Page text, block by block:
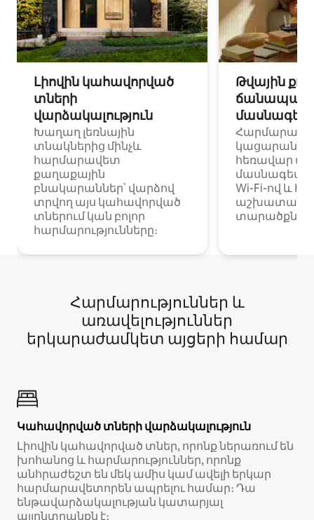
Լիովին կահավորված
տների
վարձակալություն
Խաղաղ լեռնային
տնակներից մինչև
հարմարավետ
քաղաքային
բնակարաններ՝ վարձով
տրվող այս կահավորված
տներում կան բոլոր
հարմարությունները։
Թվային
հեռավար
Wi-Fi-ով և
Հարմարություններ և
առավելություններ
երկարաժամկետ այցերի համար
Կահավորված տների վարձակալություն
Լիովին կահավորված տներ, որոնք ներառում են
խոհանոց և հարմարություններ, որոնք
անհրաժեշտ են մեկ ամիս կամ ավելի երկար
հարմարավետորեն ապրելու համար։ Դա
ենթավարձակալության կատարյալ
այլընտրանքն է։